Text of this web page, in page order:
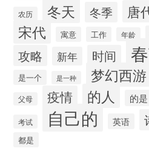
农历 冬天 冬季 唐
宋代 寓意 工作 年龄
攻略 新年 时间
是一个 是一种 梦幻西游
父母 疫情 的人 的是
考试 自己的 英语
都是